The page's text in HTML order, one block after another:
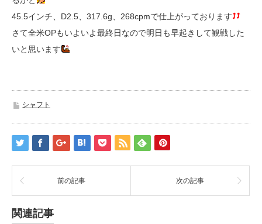
45.5インチ、D2.5、317.6g、268cpmで仕上がっております
さて全米OPもいよいよ最終日なので明日も早起きして観戦した
いと思います
シャフト
前の記事 次の記事
関連記事